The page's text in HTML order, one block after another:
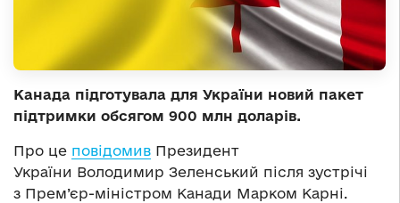
Канада підготувала для України новий пакет
підтримки обсягом 900 млн доларів.
Про це повідомив Президент
України Володимир Зеленський після зустрічі
з Прем’єр-міністром Канади Марком Карні.